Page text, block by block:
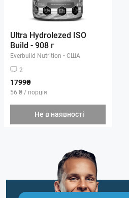
Ultra Hydrolezed ISO
Build - 908 г
Everbuild Nutrition • США
2
1799₴
56 ₴ / порція
Не в наявності